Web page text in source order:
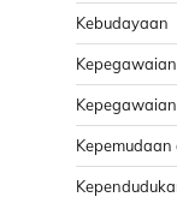
Kebudayaan
Kepegawaian